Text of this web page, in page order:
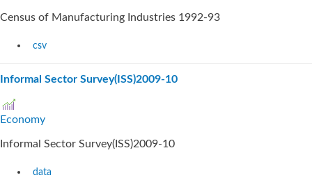
Census of Manufacturing Industries 1992-93
csv
Informal Sector Survey(ISS)2009-10
Economy
Informal Sector Survey(ISS)2009-10
data